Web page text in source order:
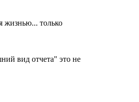
жизнью... только
вид отчета" это не